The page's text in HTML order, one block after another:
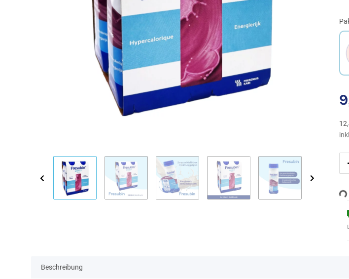
Loading...
Beschreibung